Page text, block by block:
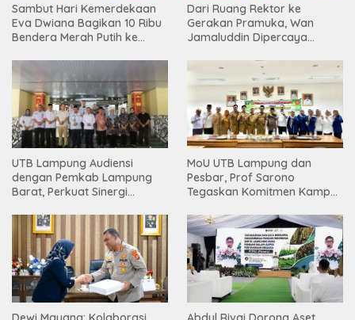
Sambut Hari Kemerdekaan
Eva Dwiana Bagikan 10 Ribu
Bendera Merah Putih ke
Dari Ruang Rektor ke
Gerakan Pramuka, Wan
Jamaluddin Dipercaya
UTB Lampung Audiensi
dengan Pemkab Lampung
Barat, Perkuat Sinergi
Tinggi
MoU UTB Lampung dan
Pesbar, Prof Sarono
Tegaskan Komitmen Kampus
Masyarakat